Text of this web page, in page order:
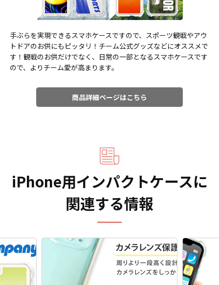
手ぶらを実現できるスマホケースですので、スポーツ観戦やアウ
トドアのお供にもピッタリ！チーム公式グッズなどにオススメで
す！観戦のお供だけでなく、日常の一部となるスマホケースです
ので、よりチーム愛が高まります。
商品詳細ページはこちら
iPhone用インパクトケースに
関連する情報